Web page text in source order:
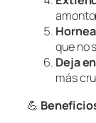
Hornea
que no
Deja
más
💪